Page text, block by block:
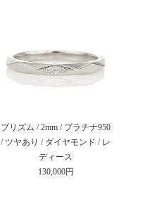
プリズム / 2mm / プラチナ950
/ ツヤあり / ダイヤモンド / レ
ディース
130,000円